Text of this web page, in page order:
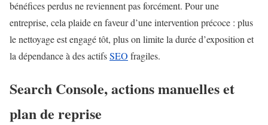
bénéfices perdus ne reviennent pas forcément. Pour une
entreprise, cela plaide en faveur d’une intervention précoce : plus
le nettoyage est engagé tôt, plus on limite la durée d’exposition et
la dépendance à des actifsSEO fragiles.
Search Console, actions manuelles et
plan de reprise